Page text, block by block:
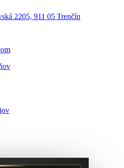
2205, 911 05 Trenčín